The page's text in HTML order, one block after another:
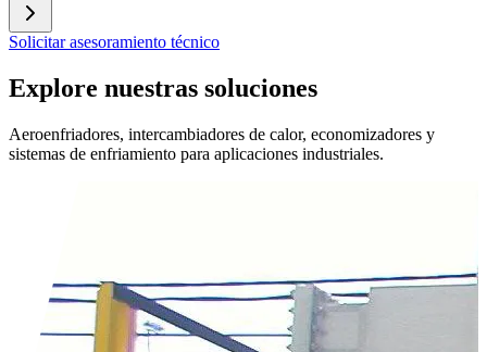
Solicitar asesoramiento técnico
Explore nuestras soluciones
Aeroenfriadores, intercambiadores de calor, economizadores y
sistemas de enfriamiento para aplicaciones industriales.